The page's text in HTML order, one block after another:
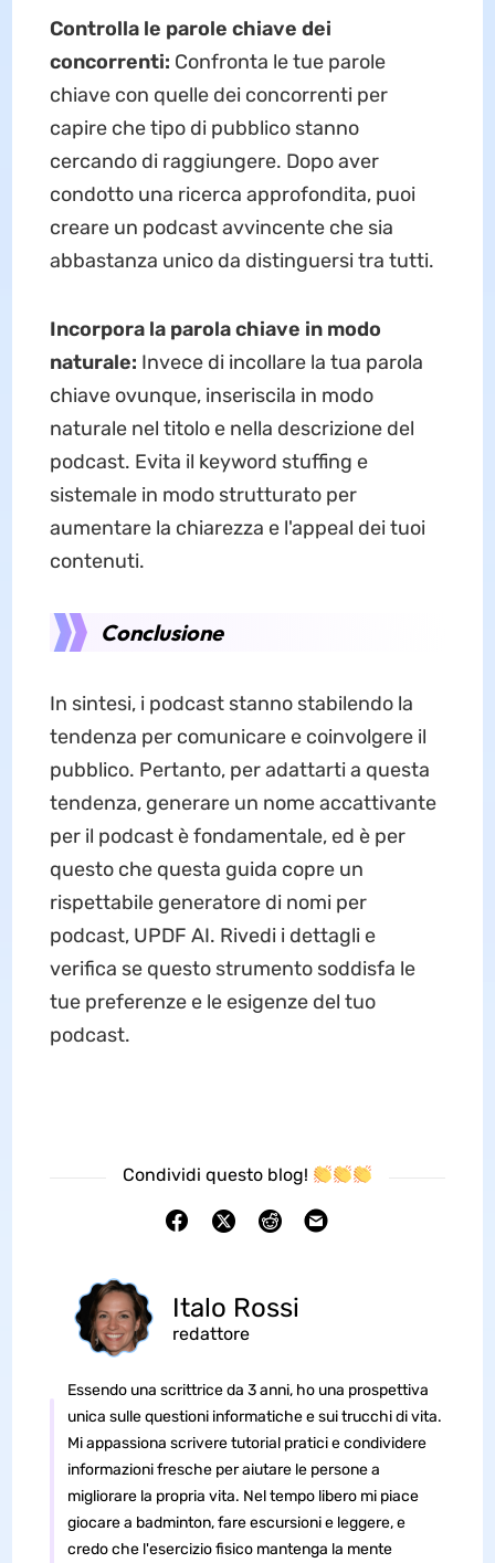
Controlla le parole chiave dei
concorrenti: Confronta le tue parole
chiave con quelle dei concorrenti per
capire che tipo di pubblico stanno
cercando di raggiungere. Dopo aver
condotto una ricerca approfondita, puoi
creare un podcast avvincente che sia
abbastanza unico da distinguersi tra tutti.
Incorpora la parola chiave in modo
naturale: Invece di incollare la tua parola
chiave ovunque, inseriscila in modo
naturale nel titolo e nella descrizione del
podcast. Evita il keyword stuffing e
sistemale in modo strutturato per
aumentare la chiarezza e l'appeal dei tuoi
contenuti.
Conclusione
In sintesi, i podcast stanno stabilendo la
tendenza per comunicare e coinvolgere il
pubblico. Pertanto, per adattarti a questa
tendenza, generare un nome accattivante
per il podcast è fondamentale, ed è per
questo che questa guida copre un
rispettabile generatore di nomi per
podcast, UPDF AI. Rivedi i dettagli e
verifica se questo strumento soddisfa le
tue preferenze e le esigenze del tuo
podcast.
Condividi questo blog!
Italo Rossi
redattore
Essendo una scrittrice da 3 anni, ho una prospettiva
unica sulle questioni informatiche e sui trucchi di vita.
Mi appassiona scrivere tutorial pratici e condividere
informazioni fresche per aiutare le persone a
migliorare la propria vita. Nel tempo libero mi piace
giocare a badminton, fare escursioni e leggere, e
credo che l'esercizio fisico mantenga la mente